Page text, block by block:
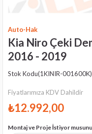
Auto-Hak
Kia Niro Çeki
2016 - 2019
Stok Kodu(1KINIR-001600K)
Fiyatlarımıza KDV Dahildir
₺12.992,00
Montaj ve Proje İstiyor